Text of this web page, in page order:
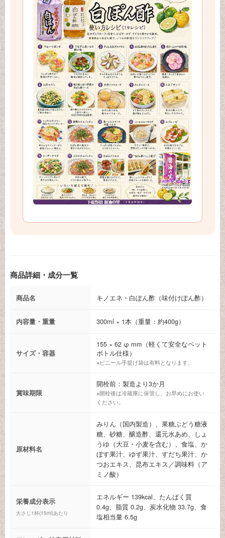
商品詳細・成分一覧
商品名 キノエネ・白ぽん酢（味付けぽん酢）
内容量・重量 300ml × 1本（重量：約400g）
サイズ・容器
155 × 62 φ mm（軽くて安全なペット
ボトル仕様）
※ビニール手提げ袋は有料となります。
賞味期限
開栓前：製造より3か月
※開栓後は冷蔵庫に保管し、お早めにお使い
ください。
原材料名
みりん（国内製造）、果糖ぶどう糖液
糖、砂糖、醸造酢、還元水あめ、しょ
うゆ（大豆・小麦を含む）、食塩、か
ぼす果汁、ゆず果汁、すだち果汁、か
つおエキス、昆布エキス／調味料（ア
ミノ酸）
栄養成分表示
大さじ1杯(15ml)あたり
エネルギー 139kcal、たんぱく質
0.4g、脂質 0.2g、炭水化物 33.7g、食
塩相当量 6.5g